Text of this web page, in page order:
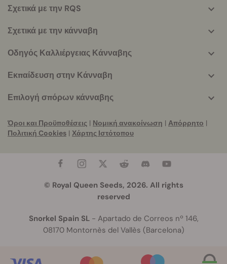
info
Σχετικά με την RQS
Σχετικά με την κάνναβη
Οδηγός Καλλιέργειας Κάνναβης
Εκπαίδευση στην Κάνναβη
Επιλογή σπόρων κάνναβης
Όροι και Προϋποθέσεις | Νομική ανακοίνωση | Απόρρητο |
Πολιτική Cookies | Χάρτης Ιστότοπου
© Royal Queen Seeds, 2026. All rights
reserved
Snorkel Spain SL- Apartado de Correos nº 146,
08170 Montornès del Vallès (Barcelona)